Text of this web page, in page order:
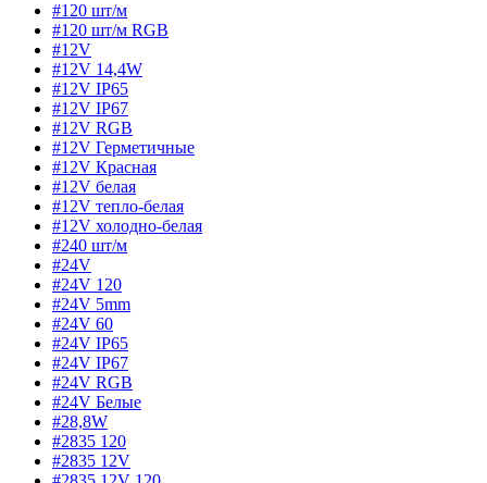
#120 шт/м
#120 шт/м RGB
#12V
#12V 14,4W
#12V IP65
#12V IP67
#12V RGB
#12V Герметичные
#12V Красная
#12V белая
#12V тепло-белая
#12V холодно-белая
#240 шт/м
#24V
#24V 120
#24V 5mm
#24V 60
#24V IP65
#24V IP67
#24V RGB
#24V Белые
#28,8W
#2835 120
#2835 12V